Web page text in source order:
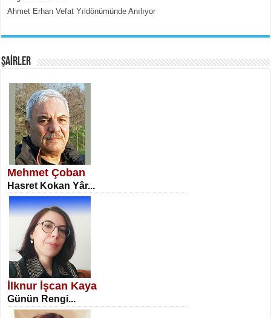
SATILMIŞ ÜMİT ÇETİNKAYA
Erkenlik...
NECLA DİLEK ARSLAN
Öğretmenler Günü Mahkemesi...
Ahmet Erhan Vefat Yıldönümünde Anılıyor
ŞAİRLER
Mehmet Çoban
Hasret Kokan Yâr...
İlknur İşcan Kaya
Günün Rengi...